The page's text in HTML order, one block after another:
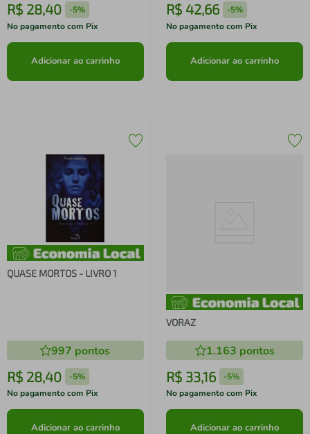
R$ 28,40 -5%
No pagamento com Pix
Adicionar ao carrinho
R$ 42,66 -5%
No pagamento com Pix
Adicionar ao carrinho
QUASE MORTOS - LIVRO 1
997 pontos
R$ 28,40 -5%
No pagamento com Pix
Adicionar ao carrinho
VORAZ
1.163 pontos
R$ 33,16 -5%
No pagamento com Pix
Adicionar ao carrinho